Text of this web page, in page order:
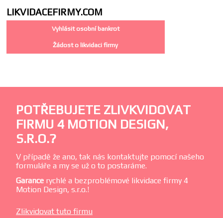
LIKVIDACEFIRMY.COM
Vyhlásit osobní bankrot
Žádost o likvidaci firmy
POTŘEBUJETE ZLIVKVIDOVAT
FIRMU 4 MOTION DESIGN,
S.R.O.?
V případě že ano, tak nás kontaktujte pomocí našeho
formuláře a my se už o to postaráme.
Garance rychlé a bezproblémové likvidace firmy 4
Motion Design, s.r.o.!
Zlikvidovat tuto firmu